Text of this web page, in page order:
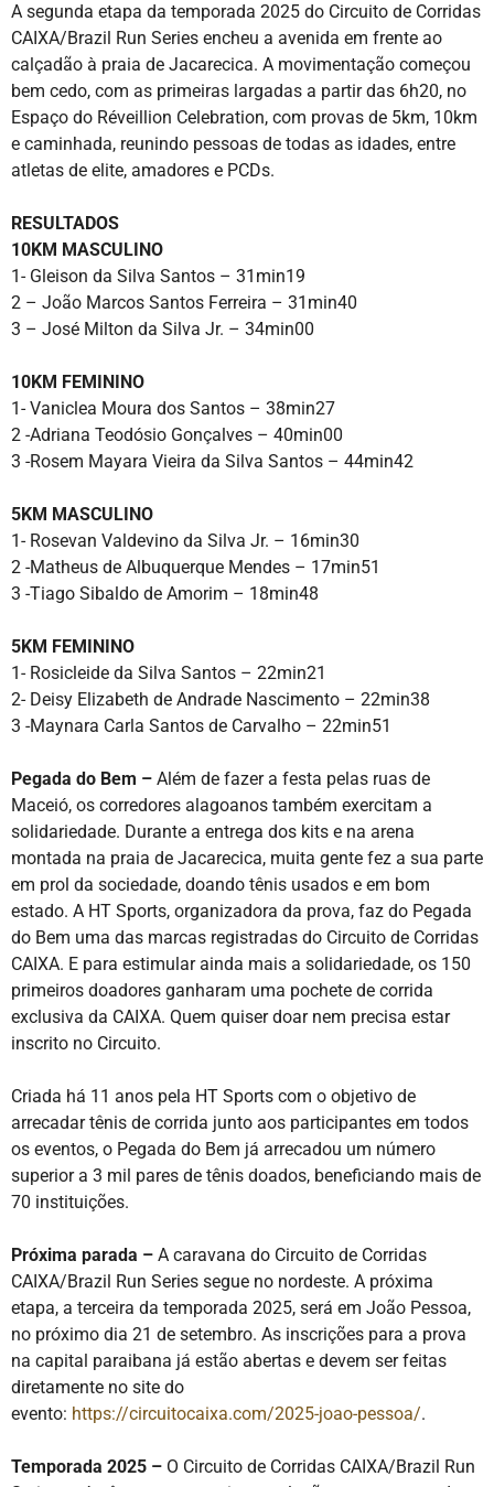
A segunda etapa da temporada 2025 do Circuito de Corridas
CAIXA/Brazil Run Series encheu a avenida em frente ao
calçadão à praia de Jacarecica. A movimentação começou
bem cedo, com as primeiras largadas a partir das 6h20, no
Espaço do Réveillion Celebration, com provas de 5km, 10km
e caminhada, reunindo pessoas de todas as idades, entre
atletas de elite, amadores e PCDs.
RESULTADOS
10KM MASCULINO
1- Gleison da Silva Santos – 31min19
2 – João Marcos Santos Ferreira – 31min40
3 – José Milton da Silva Jr. – 34min00
10KM FEMININO
1- Vaniclea Moura dos Santos – 38min27
2 -Adriana Teodósio Gonçalves – 40min00
3 -Rosem Mayara Vieira da Silva Santos – 44min42
5KM MASCULINO
1- Rosevan Valdevino da Silva Jr. – 16min30
2 -Matheus de Albuquerque Mendes – 17min51
3 -Tiago Sibaldo de Amorim – 18min48
5KM FEMININO
1- Rosicleide da Silva Santos – 22min21
2- Deisy Elizabeth de Andrade Nascimento – 22min38
3 -Maynara Carla Santos de Carvalho – 22min51
Pegada do Bem – Além de fazer a festa pelas ruas de
Maceió, os corredores alagoanos também exercitam a
solidariedade. Durante a entrega dos kits e na arena
montada na praia de Jacarecica, muita gente fez a sua parte
em prol da sociedade, doando tênis usados e em bom
estado. A HT Sports, organizadora da prova, faz do Pegada
do Bem uma das marcas registradas do Circuito de Corridas
CAIXA. E para estimular ainda mais a solidariedade, os 150
primeiros doadores ganharam uma pochete de corrida
exclusiva da CAIXA. Quem quiser doar nem precisa estar
inscrito no Circuito.
Criada há 11 anos pela HT Sports com o objetivo de
arrecadar tênis de corrida junto aos participantes em todos
os eventos, o Pegada do Bem já arrecadou um número
superior a 3 mil pares de tênis doados, beneficiando mais de
70 instituições.
Próxima parada – A caravana do Circuito de Corridas
CAIXA/Brazil Run Series segue no nordeste. A próxima
etapa, a terceira da temporada 2025, será em João Pessoa,
no próximo dia 21 de setembro. As inscrições para a prova
na capital paraibana já estão abertas e devem ser feitas
diretamente no site do
evento: https://circuitocaixa.com/2025-joao-pessoa/.
Temporada 2025 – O Circuito de Corridas CAIXA/Brazil Run